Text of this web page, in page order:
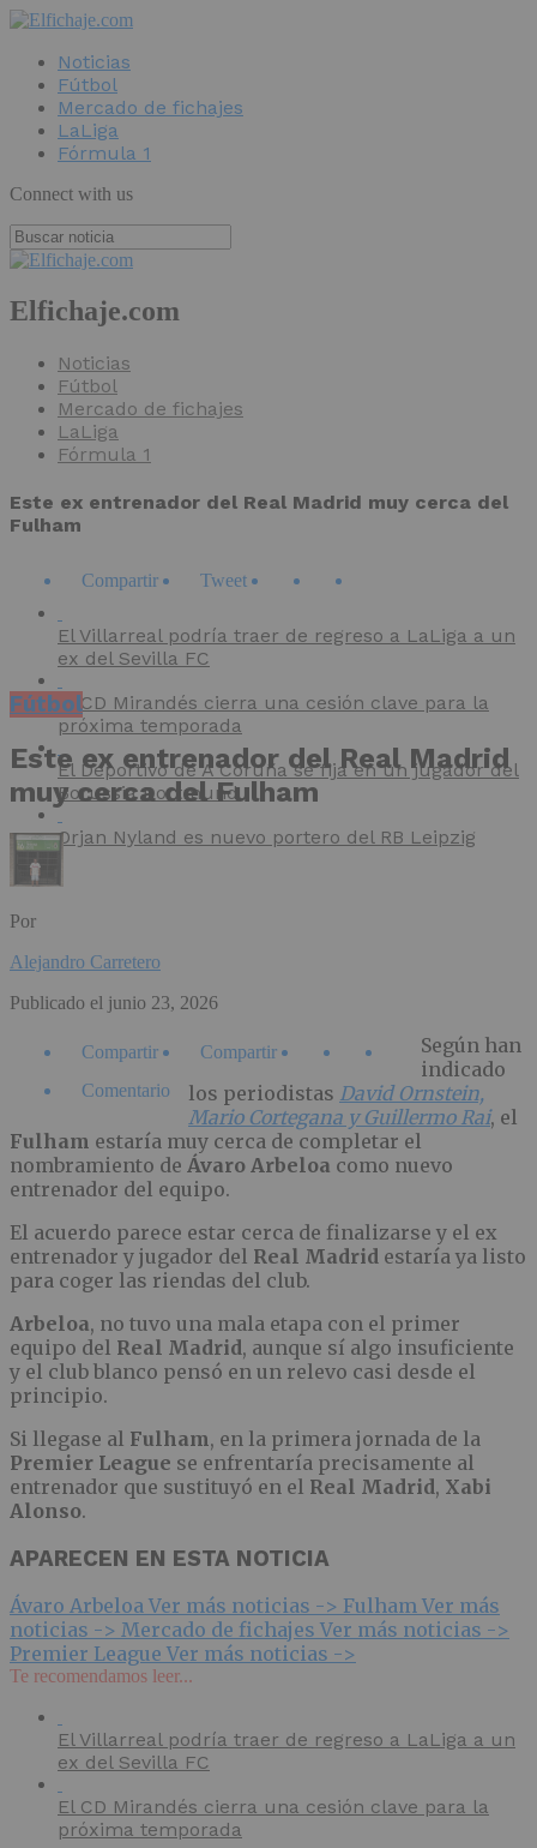
Noticias
Fútbol
Mercado de fichajes
LaLiga
Fórmula 1
Connect with us
Elfichaje.com
Noticias
Fútbol
Mercado de fichajes
LaLiga
Fórmula 1
Este ex entrenador del Real Madrid muy cerca del
Fulham
Compartir Tweet
El Villarreal podría traer de regreso a LaLiga a un
ex del Sevilla FC
El CD Mirandés cierra una cesión clave para la
próxima temporada
El Deportivo de A Coruña se fija en un jugador del
Borussia Dortmund
Orjan Nyland es nuevo portero del RB Leipzig
Fútbol
Este ex entrenador del Real Madrid
muy cerca del Fulham
Por
Alejandro Carretero
Publicado el junio 23, 2026
Compartir
Compartir
Comentario
Según han
indicado
los periodistas David Ornstein,
Mario Cortegana y Guillermo Rai, el
Fulham estaría muy cerca de completar el
nombramiento de Ávaro Arbeloa como nuevo
entrenador del equipo.
El acuerdo parece estar cerca de finalizarse y el ex
entrenador y jugador del Real Madrid estaría ya listo
para coger las riendas del club.
Arbeloa, no tuvo una mala etapa con el primer
equipo del Real Madrid, aunque sí algo insuficiente
y el club blanco pensó en un relevo casi desde el
principio.
Si llegase al Fulham, en la primera jornada de la
Premier League se enfrentaría precisamente al
entrenador que sustituyó en el Real Madrid, Xabi
Alonso.
APARECEN EN ESTA NOTICIA
Ávaro Arbeloa Ver más noticias -> Fulham Ver más
noticias -> Mercado de fichajes Ver más noticias ->
Premier League Ver más noticias ->
Te recomendamos leer...
El Villarreal podría traer de regreso a LaLiga a un
ex del Sevilla FC
El CD Mirandés cierra una cesión clave para la
próxima temporada